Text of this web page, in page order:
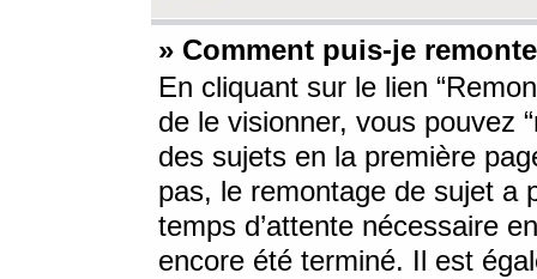
» Comment puis-je
En cliquant sur le lien
de le visionner, vous pouvez
des sujets en la première
pas, le remontage de sujet a
temps d’attente nécessaire
encore été terminé. Il est